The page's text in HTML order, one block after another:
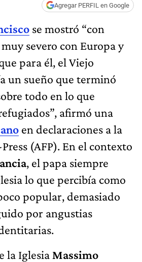
Agregar PERFIL en Google
se mostró “con
severo con Europa y
para él, el Viejo
un sueño que terminó
todo en lo que
afirmó una
en declaraciones a la
(AFP). En el contexto
, el papa siempre
lo que percibía como
popular, demasiado
por angustias
la Iglesia Massimo